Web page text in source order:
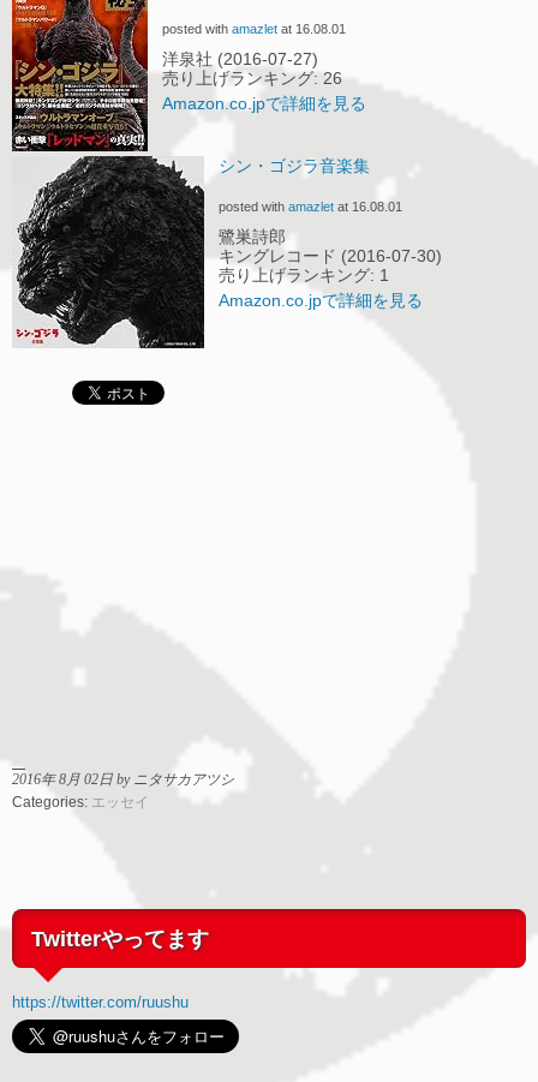
posted with amazlet at 16.08.01
洋泉社 (2016-07-27)
売り上げランキング: 26
Amazon.co.jpで詳細を見る
シン・ゴジラ音楽集
posted with amazlet at 16.08.01
鷺巣詩郎
キングレコード (2016-07-30)
売り上げランキング: 1
Amazon.co.jpで詳細を見る
2016年 8月 02日 by ニタサカアツシ
Categories: エッセイ
Twitterやってます
https://twitter.com/ruushu